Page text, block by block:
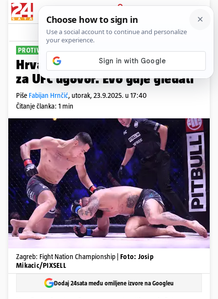
PRIJAVA
Sport Komentari
PROTIV LITAVCA
Hrvat Đani Barbir u borbi života
za UFC ugovor. Evo gdje gledati
Piše Fabijan Hrnčić, utorak, 23.9.2025. u 17:40
Čitanje članka: 1 min
Zagreb: Fight Nation Championship | Foto: Josip
Mikacic/PIXSELL
Dodaj 24sata među omiljene izvore na Googleu